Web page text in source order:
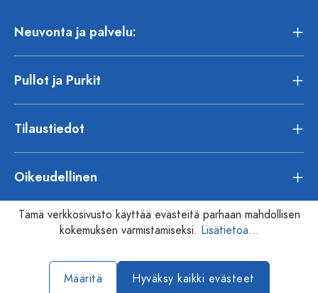
Neuvonta ja palvelu:
Pullot ja Purkit
Tilaustiedot
Oikeudellinen
Tämä verkkosivusto käyttää evästeitä parhaan mahdollisen
kokemuksen varmistamiseksi. Lisätietoa...
Määritä Hyväksy kaikki evästeet